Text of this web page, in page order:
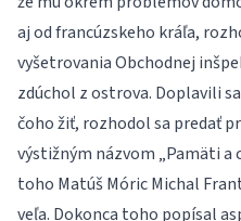
aj od francúzskeho kráľa,
vyšetrovania Obchodnej
zdúchol z ostrova. Doplavili
čoho žiť, rozhodol sa predať
výstižným názvom „Pamäti a
toho Matúš Móric Michal
veľa. Dokonca toho popísal